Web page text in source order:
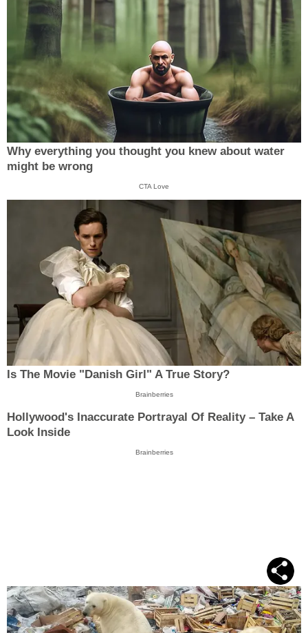
Why everything you thought you knew about water
might be wrong
CTA Love
Is The Movie "Danish Girl" A True Story?
Brainberries
Hollywood's Inaccurate Portrayal Of Reality – Take A
Look Inside
Brainberries